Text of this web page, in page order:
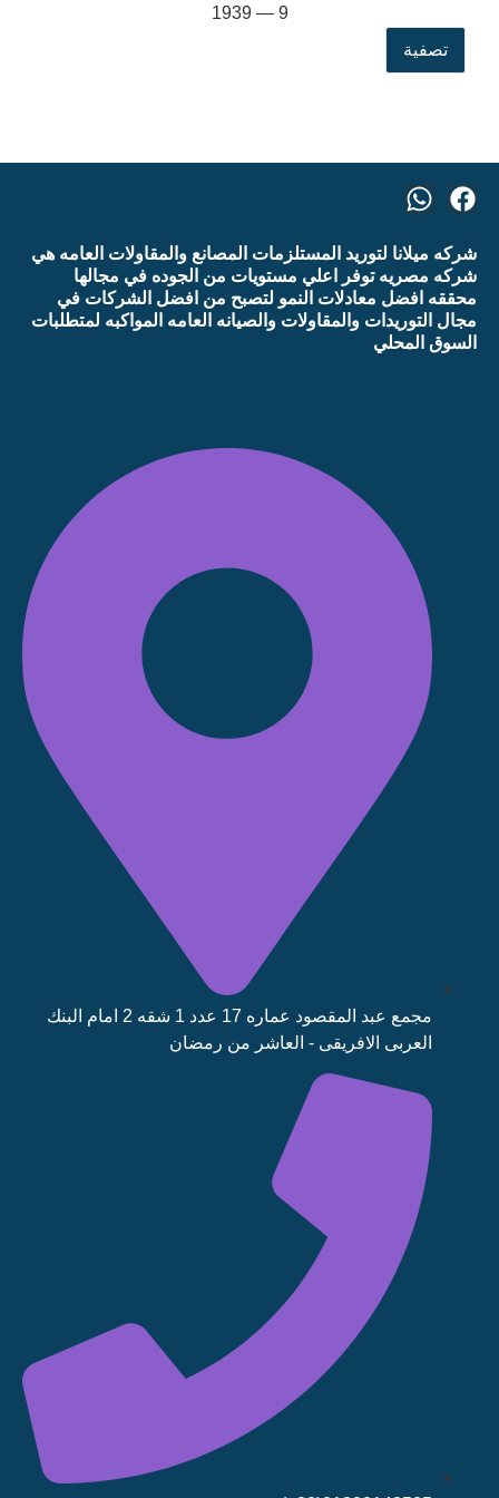
9
—
1939
تصفية
شركه ميلانا لتوريد المستلزمات المصانع والمقاولات العامه هي
شركه مصريه توفر اعلي مستويات من الجوده في مجالها
محققه افضل معادلات النمو لتصبح من افضل الشركات في
مجال التوريدات والمقاولات والصيانه العامه المواكبه لمتطلبات
السوق المحلي
مجمع عبد المقصود عماره 17 عدد 1 شقه 2 امام البنك
العربى الافريقى - العاشر من رمضان